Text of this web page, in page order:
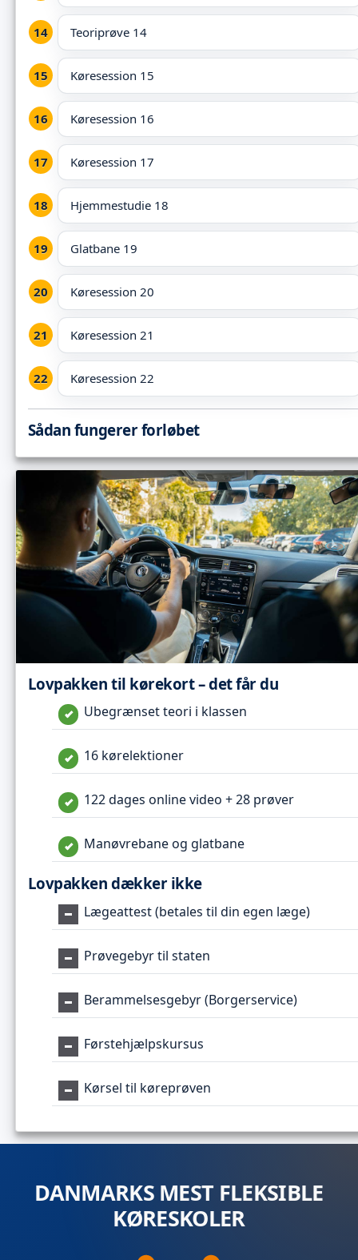
Teoriprøve 14
Køresession 15
Køresession 16
Køresession 17
Hjemmestudie 18
Glatbane 19
Køresession 20
Køresession 21
Køresession 22
Sådan fungerer forløbet
Lovpakken til kørekort – det får du
Ubegrænset teori i klassen
16 kørelektioner
122 dages online video + 28 prøver
Manøvrebane og glatbane
Lovpakken dækker ikke
Lægeattest (betales til din egen læge)
Prøvegebyr til staten
Berammelsesgebyr (Borgerservice)
Førstehjælpskursus
Kørsel til køreprøven
DANMARKS MEST FLEKSIBLE
KØRESKOLER